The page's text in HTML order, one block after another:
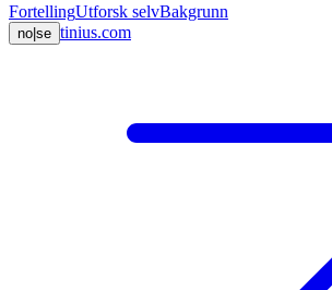
FortellingUtforsk selvBakgrunn
no|se tinius.com